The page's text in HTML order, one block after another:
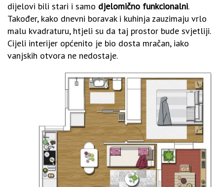
dijelovi bili stari i samo djelomično funkcionalni.
Također, kako dnevni boravak i kuhinja zauzimaju vrlo
malu kvadraturu, htjeli su da taj prostor bude svjetliji.
Cijeli interijer općenito je bio dosta mračan, iako
vanjskih otvora ne nedostaje.